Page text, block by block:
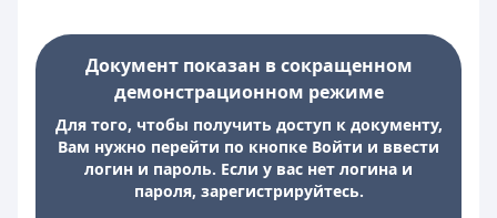
Документ показан в сокращенном
демонстрационном режиме
Для того, чтобы получить доступ к документу,
Вам нужно перейти по кнопке Войти и ввести
логин и пароль. Если у вас нет логина и
пароля, зарегистрируйтесь.